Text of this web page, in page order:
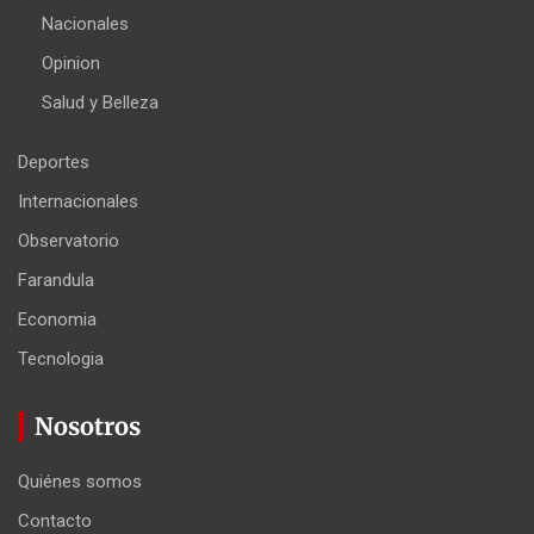
Nacionales
Opinion
Salud y Belleza
Deportes
Internacionales
Observatorio
Farandula
Economia
Tecnologia
Nosotros
Quiénes somos
Contacto